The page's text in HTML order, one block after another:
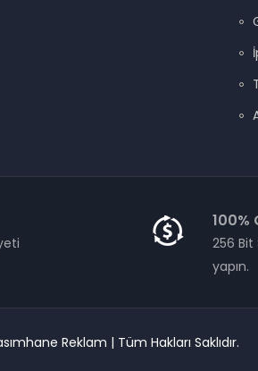
100%
256 Bit
yapın.
Reklam | Tüm Hakları Saklıdır.